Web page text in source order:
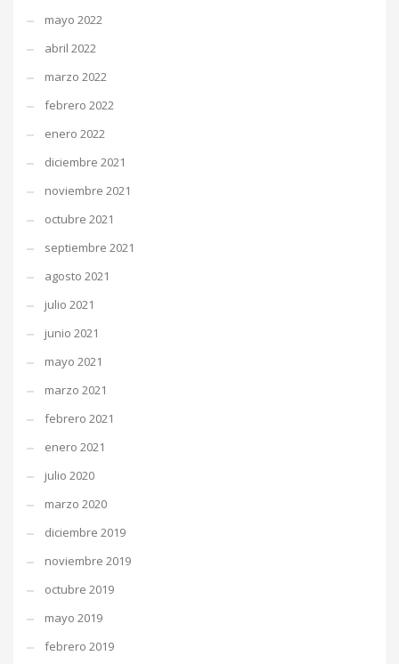
mayo 2022
abril 2022
marzo 2022
febrero 2022
enero 2022
diciembre 2021
noviembre 2021
octubre 2021
septiembre 2021
agosto 2021
julio 2021
junio 2021
mayo 2021
marzo 2021
febrero 2021
enero 2021
julio 2020
marzo 2020
diciembre 2019
noviembre 2019
octubre 2019
mayo 2019
febrero 2019